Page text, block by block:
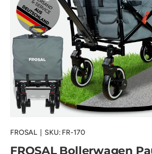
FROSAL| SKU: FR-170
FROSAL Bollerwagen